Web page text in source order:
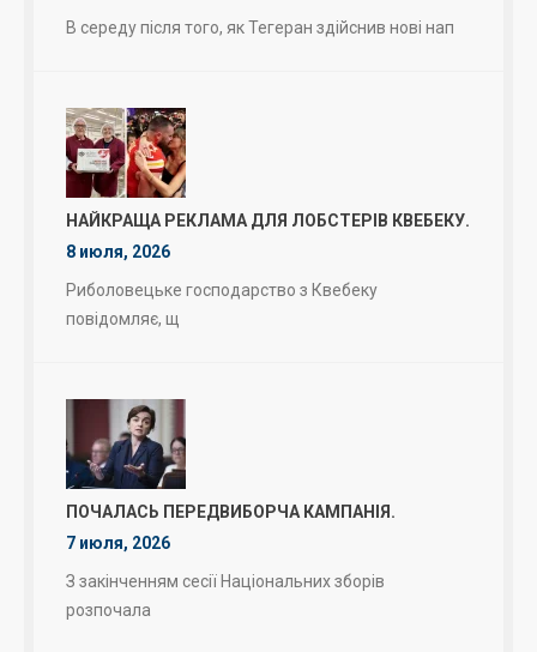
В середу після того, як Тегеран здійснив нові нап
НАЙКРАЩА РЕКЛАМА ДЛЯ ЛОБСТЕРІВ КВЕБЕКУ.
8 июля, 2026
Риболовецьке господарство з Квебеку
повідомляє, щ
ПОЧАЛАСЬ ПЕРЕДВИБОРЧА КАМПАНІЯ.
7 июля, 2026
З закінченням сесії Національних зборів
розпочала